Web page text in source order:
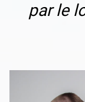
par le